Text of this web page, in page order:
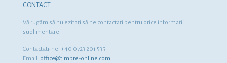
CONTACT
Vă rugăm să nu ezitaţi să ne contactaţi pentru orice informaţii
suplimentare.
Contactati-ne: +40 0723 201 535
Email: office@timbre-online.com